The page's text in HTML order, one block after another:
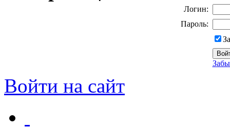
Логин:
Пароль:
Войти на сайт